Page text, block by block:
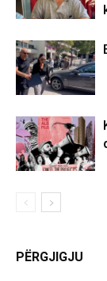
PËRGJIGJU